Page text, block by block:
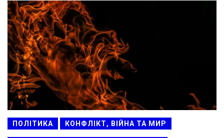
ПОЛІТИКА КОНФЛІКТ, ВІЙНА ТА МИР